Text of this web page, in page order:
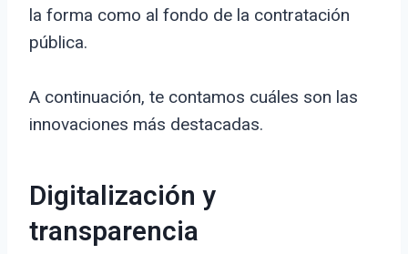
la forma como al fondo de la contratación
pública.
A continuación, te contamos cuáles son las
innovaciones más destacadas.
Digitalización y
transparencia